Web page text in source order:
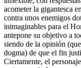
acometer la gigantesca
contra unos enemigos
inimaginables para el
antepone su objetivo a
siendo de la opinión
dogma) de que el fin
Ciertamente, el